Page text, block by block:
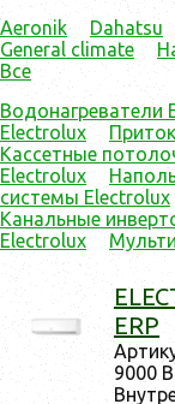
Aeronik
Dahatsu
General climate
Все
Водонагреватели
Electrolux
Кассетные
Electrolux
системы Electrolux
Канальные
Electrolux
ERP
9000